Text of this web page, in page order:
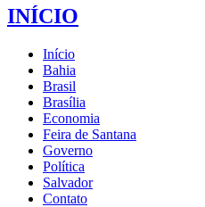
INÍCIO
Início
Bahia
Brasil
Brasília
Economia
Feira de Santana
Governo
Política
Salvador
Contato